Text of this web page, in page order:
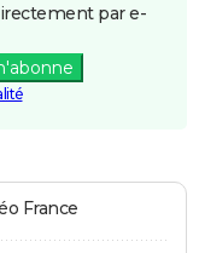
par e-
France